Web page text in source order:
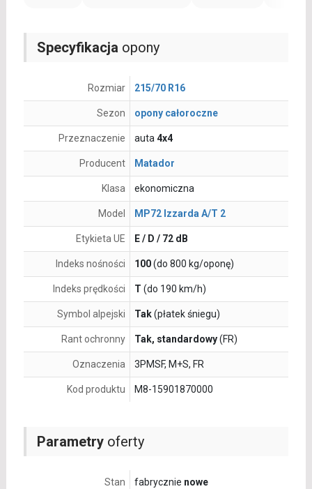
Parametryoferty
Stan fabrycznie nowe
Specyfikacja opony
Rozmiar 215/70 R16
Sezon opony całoroczne
Przeznaczenie auta 4x4
Producent Matador
Klasa ekonomiczna
Model MP72 Izzarda A/T 2
Etykieta UE E / D / 72 dB
Indeks nośności 100(do 800 kg/oponę)
Indeks prędkości T (do 190 km/h)
Symbol alpejski Tak(płatek śniegu)
Rant ochronny Tak, standardowy(FR)
Oznaczenia 3PMSF, M+S, FR
Kod produktu M8-15901870000